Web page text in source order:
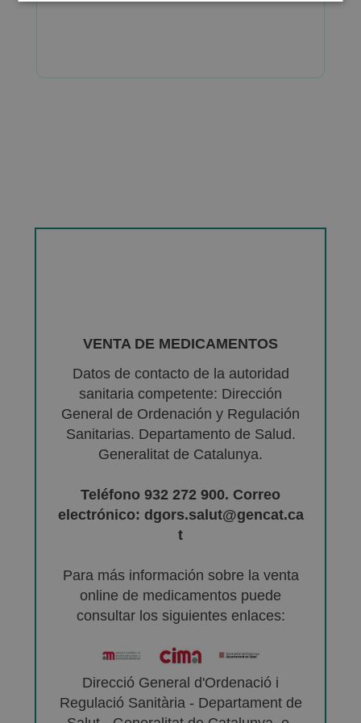
VENTA DE MEDICAMENTOS
Datos de contacto de la autoridad
sanitaria competente: Dirección
General de Ordenación y Regulación
Sanitarias. Departamento de Salud.
Generalitat de Catalunya.
Teléfono 932 272 900. Correo
electrónico: dgors.salut@gencat.ca
t
Para más información sobre la venta
online de medicamentos puede
consultar los siguientes enlaces:
Direcció General d'Ordenació i
Regulació Sanitària - Departament de